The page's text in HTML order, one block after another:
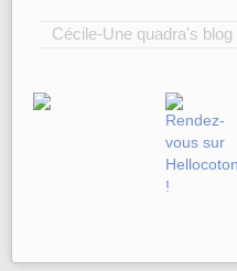
Cécile-Une quadra's blog